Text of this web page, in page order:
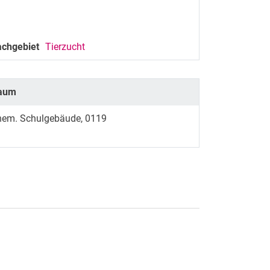
Tierzucht
Schulgebäude, 0119
Link, öffnet neues Fenster)
(externer Link, öffnet neues Fenster)